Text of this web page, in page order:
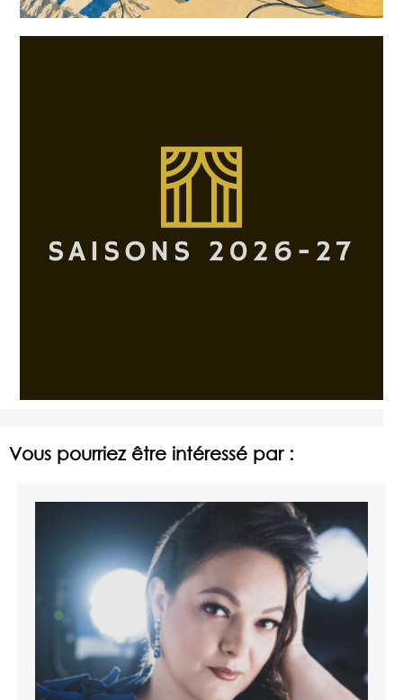
Vous pourriez être intéressé par :